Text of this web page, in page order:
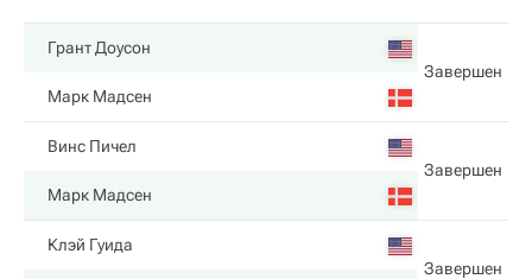
Грант Доусон
Завершен
Марк Мадсен
Винс Пичел
Завершен
Марк Мадсен
Клэй Гуида
Завершен